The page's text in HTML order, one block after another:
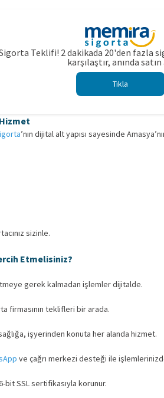
Sigorta Teklifi! 2 dakikada 20'den
karşılaştır, anında satın
Tıkla
’nın dijital alt yapısı sayesinde
sizinle.
Etmelisiniz?
gerek kalmadan işlemler dijitalde.
firmasının teklifleri bir arada.
işyerinden konuta her alanda hizmet.
ve çağrı merkezi desteği ile
bit SSL sertifikasıyla korunur.